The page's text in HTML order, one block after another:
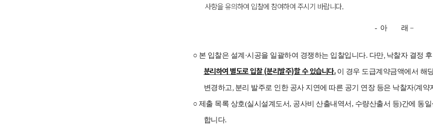
사항을 유의하여 입찰에 참여하여 주시기 바랍니다.
- 아 래 –
○ 본 입찰은 설계·시공을 일괄하여 경쟁하는 입찰입니다. 다만, 낙찰자 결정
분리하여 별도로 입찰(분리발주)할 수 있습니다. 이 경우 도급계약금액에서 해
변경하고 분리 발주로 인한 공사 지연에 따른 공기 연장 등은 낙찰자(계약
○ 제출 목록 상호(실시설계도서, 공사비 산출내역서 , 수량산출서 등)간에 동일
합니다.